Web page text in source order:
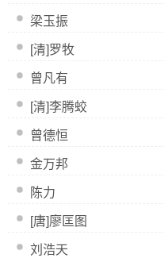
梁玉振
[清]罗牧
曾凡有
[清]李腾蛟
曾德恒
金万邦
陈力
[唐]廖匡图
刘浩天